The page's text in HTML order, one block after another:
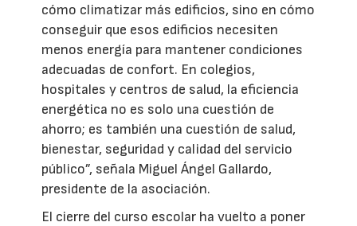
cómo climatizar más edificios, sino en cómo
conseguir que esos edificios necesiten
menos energía para mantener condiciones
adecuadas de confort. En colegios,
hospitales y centros de salud, la eficiencia
energética no es solo una cuestión de
ahorro; es también una cuestión de salud,
bienestar, seguridad y calidad del servicio
público”, señala Miguel Ángel Gallardo,
presidente de la asociación.
El cierre del curso escolar ha vuelto a poner